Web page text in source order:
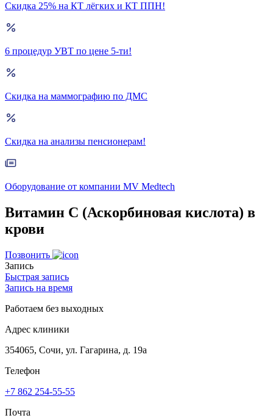
Скидка 25% на КТ лёгких и КТ ППН!
6 процедур УВТ по цене 5-ти!
Скидка на маммографию по ДМС
Скидка на анализы пенсионерам!
Оборудование от компании MV Medtech
Витамин C (Аскорбиновая кислота) в
крови
Позвонить
Запись
Быстрая запись
Запись на время
Работаем без выходных
Адрес клиники
354065, Сочи, ул. Гагарина, д. 19а
Телефон
+7 862 254-55-55
Почта